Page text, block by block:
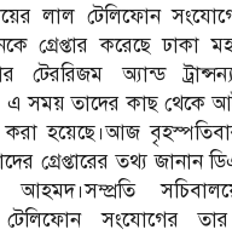
লাল টেলিফোন
গ্রেপ্তার করেছে ঢাকা
টেররিজম অ্যান্ড
এ সময় তাদের কাছ থেকে
করা হয়েছে।আজ
গ্রেপ্তারের তথ্য জানান
সচিবালয়ে
টেলিফোন সংযোগের